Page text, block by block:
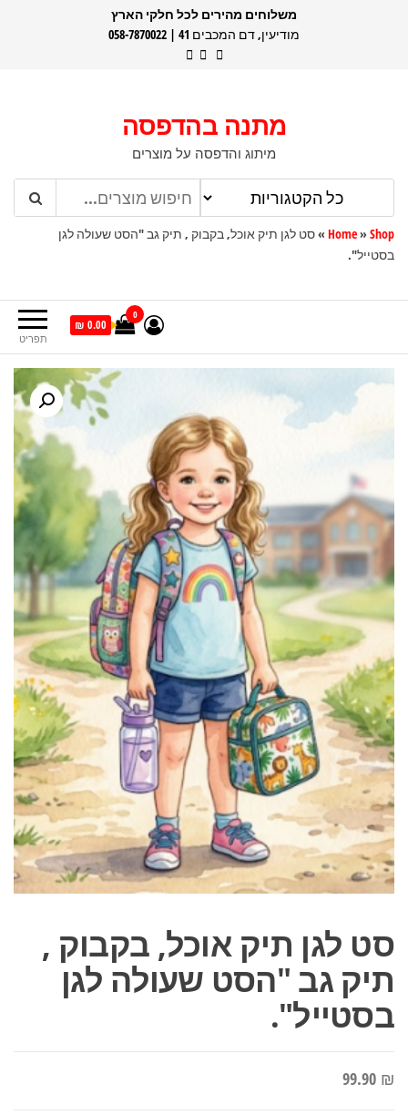
משלוחים מהירים לכל חלקי הארץ
מודיעין, דם המכבים 41 | 058-7870022
מתנה בהדפסה
מיתוג והדפסה על מוצרים
Home» Shop
»סט לגן תיק אוכל, בקבוק , תיק גב "הסט שעולה לגן
בסטייל".
תפריט
0
0.00 ₪
סט לגן תיק אוכל, בקבוק ,
תיק גב "הסט שעולה לגן
בסטייל".
99.90 ₪